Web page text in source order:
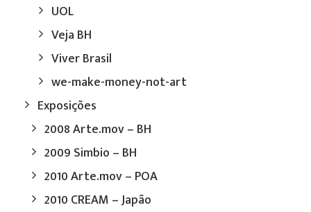
UOL
Veja BH
Viver Brasil
we-make-money-not-art
Exposições
2008 Arte.mov – BH
2009 Simbio – BH
2010 Arte.mov – POA
2010 CREAM – Japão